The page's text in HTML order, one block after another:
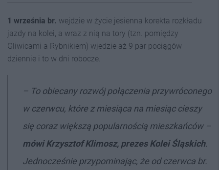
1 września br. wejdzie w życie jesienna korekta rozkładu
jazdy na kolei, a wraz z nią na tory (tzn. pomiędzy
Gliwicami a Rybnikiem) wjedzie aż 9 par pociągów
dziennie i to w dni robocze.
– To obiecany rozwój połączenia przywróconego
w czerwcu, które z miesiąca na miesiąc cieszy
się coraz większą popularnością mieszkańców–
mówi Krzysztof Klimosz, prezes Kolei Śląskich.
Jednocześnie przypominając, że od czerwca br.